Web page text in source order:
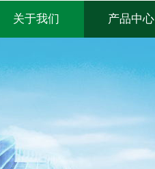
关于我们 产品中心